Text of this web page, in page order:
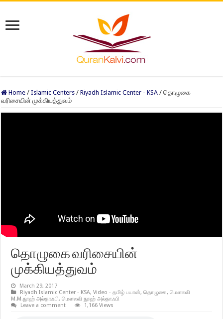
Home / Islamic Centers / Riyadh Islamic Center - KSA / தொழுகை
வரிசையின் முக்கியத்துவம்
தொழுகை வரிசையின்
முக்கியத்துவம்
March 29, 2017
Riyadh Islamic Center - KSA,Video - தமிழ் பயான்,தொழுகை,மௌலவி
M.M.நூஹ் அல்தாஃபி,மௌலவி நூஹ் அல்தாஃபி
Leave a comment
1,166 Views